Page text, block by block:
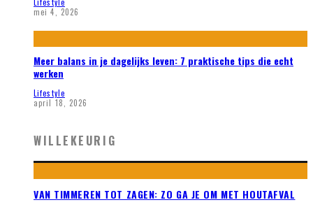
mei 4, 2026
Meer balans in je dagelijks leven: 7 praktische tips die echt
werken
Lifestyle
april 18, 2026
WILLEKEURIG
VAN TIMMEREN TOT ZAGEN: ZO GA JE OM MET HOUTAFVAL